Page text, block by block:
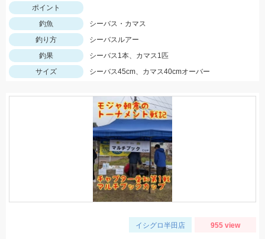
ポイント
釣魚
シーバス・カマス
釣り方
シーバスルアー
釣果
シーバス1本、カマス1匹
サイズ
シーバス45cm、カマス40cmオーバー
イシグロ半田店 955 view